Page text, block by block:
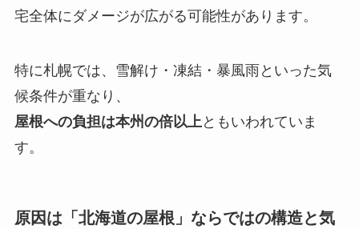
宅全体にダメージが広がる可能性があります。
特に札幌では、雪解け・凍結・暴風雨といった気
候条件が重なり、
屋根への負担は本州の倍以上 ともいわれていま
す。
原因は「北海道の屋根」ならではの構造と気